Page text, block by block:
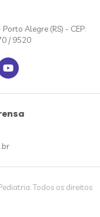
Alegre (RS) - CEP:
/ 9520
Todos os direitos